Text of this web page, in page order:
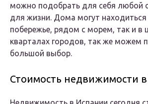
можно подобрать для себя любой
для жизни. Дома могут находиться
побережье, рядом с морем, так и в
кварталах городов, так же можем
большой выбор.
Стоимость недвижимости